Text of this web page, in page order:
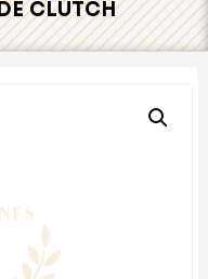
CLUTCH